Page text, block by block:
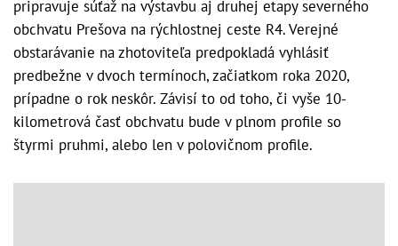
pripravuje súťaž na výstavbu aj druhej etapy severného
obchvatu Prešova na rýchlostnej ceste R4. Verejné
obstarávanie na zhotoviteľa predpokladá vyhlásiť
predbežne v dvoch termínoch, začiatkom roka 2020,
prípadne o rok neskôr. Závisí to od toho, či vyše 10-
kilometrová časť obchvatu bude v plnom profile so
štyrmi pruhmi, alebo len v polovičnom profile.